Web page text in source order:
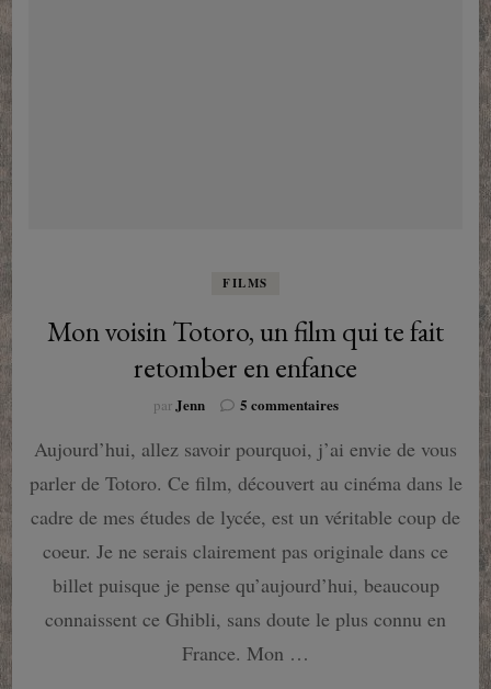
FILMS
Mon voisin Totoro, un film qui te fait
retomber en enfance
parJenn 5 commentairessur
voisin
un
film
te
fait
retomber
en
Aujourd’hui, allez savoir pourquoi, j’ai envie de vous
parler de Totoro. Ce film, découvert au cinéma dans le
cadre de mes études de lycée, est un véritable coup de
coeur. Je ne serais clairement pas originale dans ce
billet puisque je pense qu’aujourd’hui, beaucoup
connaissent ce Ghibli, sans doute le plus connu en
France. Mon …